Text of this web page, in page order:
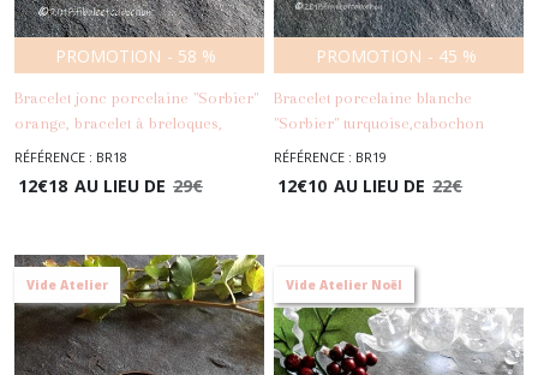
PROMOTION - 58 %
Bracelet jonc porcelaine "Sorbier"
orange, bracelet à breloques,
pendentif feuilles céramique, agate
RÉFÉRENCE : BR18
12€18 AU LIEU DE 29€
PROMOTION - 45 %
Bracelet porcelaine blanche
"Sorbier" turquoise,cabochon
feuilles céramique,chaîne fine
-Bracelets
RÉFÉRENCE : BR19
12€10 AU LIEU DE 22€
Vide Atelier Vide Atelier Noël